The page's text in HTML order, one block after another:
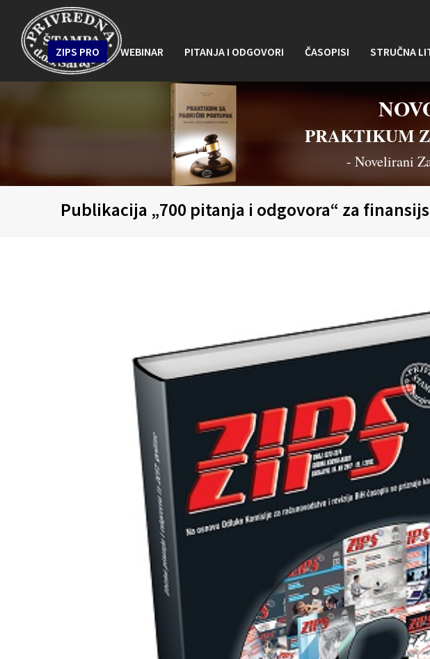
ZIPS PRO WEBINAR PITANJA I ODGOVORI ČASOPISI STRUČNA
PRAKTIKUM
- Novelirani
Publikacija „700 pitanja i odgovora“ za